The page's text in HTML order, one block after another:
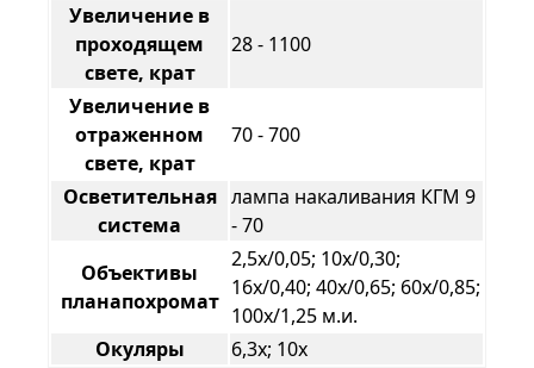
Увеличение в
проходящем
свете, крат
28 - 1100
Увеличение в
отраженном
свете, крат
70 - 700
Осветительная
система
лампа накаливания КГМ 9
- 70
Объективы
планапохромат
2,5х/0,05; 10х/0,30;
16х/0,40; 40х/0,65; 60х/0,85;
100х/1,25 м.и.
Окуляры
6,3х; 10х